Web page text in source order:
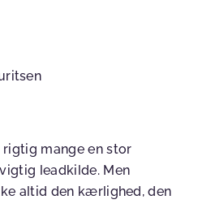
mange en stor
leadkilde. Men
altid den kærlighed, den